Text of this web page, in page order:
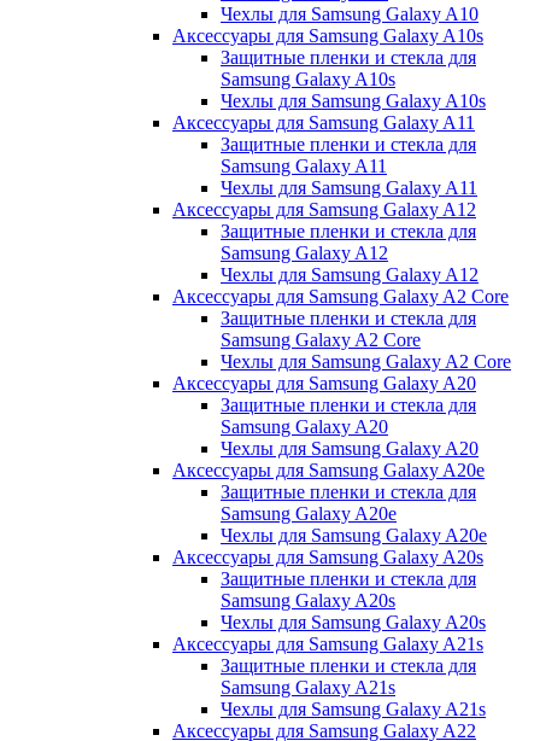
Чехлы для Samsung Galaxy A10
Аксессуары для Samsung Galaxy A10s
Защитные пленки и стекла для
Samsung Galaxy A10s
Чехлы для Samsung Galaxy A10s
Аксессуары для Samsung Galaxy A11
Защитные пленки и стекла для
Samsung Galaxy A11
Чехлы для Samsung Galaxy A11
Аксессуары для Samsung Galaxy A12
Защитные пленки и стекла для
Samsung Galaxy A12
Чехлы для Samsung Galaxy A12
Аксессуары для Samsung Galaxy A2 Core
Защитные пленки и стекла для
Samsung Galaxy A2 Core
Чехлы для Samsung Galaxy A2 Core
Аксессуары для Samsung Galaxy A20
Защитные пленки и стекла для
Samsung Galaxy A20
Чехлы для Samsung Galaxy A20
Аксессуары для Samsung Galaxy A20e
Защитные пленки и стекла для
Samsung Galaxy A20e
Чехлы для Samsung Galaxy A20e
Аксессуары для Samsung Galaxy A20s
Защитные пленки и стекла для
Samsung Galaxy A20s
Чехлы для Samsung Galaxy A20s
Аксессуары для Samsung Galaxy A21s
Защитные пленки и стекла для
Samsung Galaxy A21s
Чехлы для Samsung Galaxy A21s
Аксессуары для Samsung Galaxy A22